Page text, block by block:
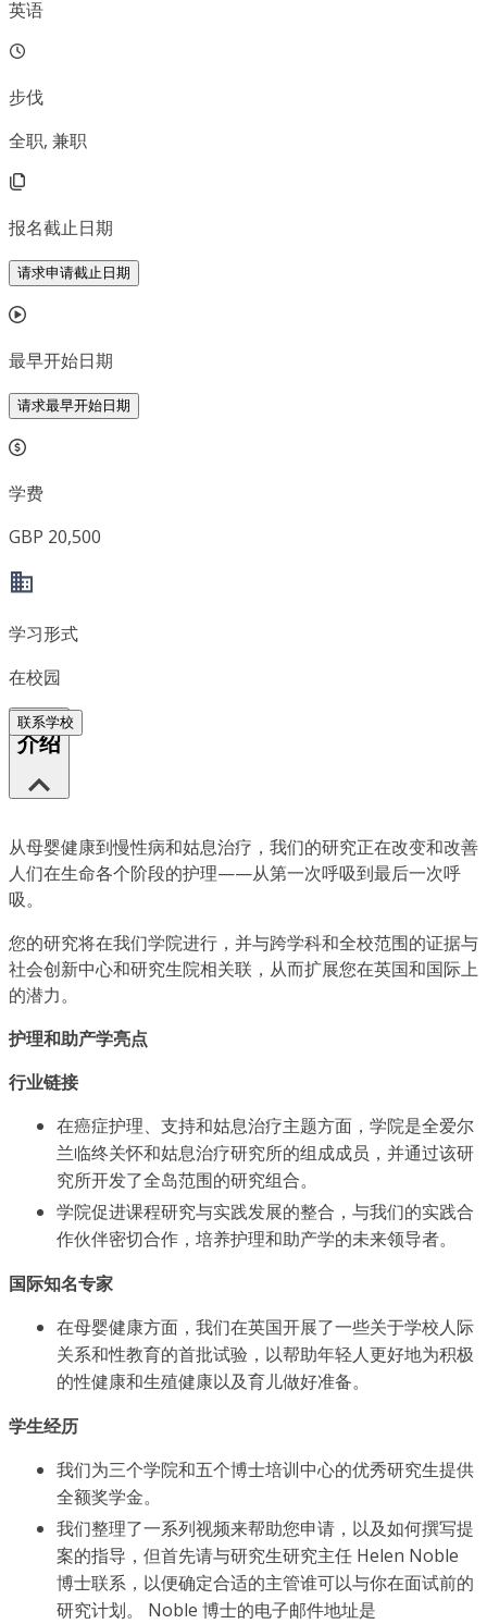
英语
步伐
全职, 兼职
报名截止日期
请求申请截止日期
最早开始日期
请求最早开始日期
学费
GBP 20,500
学习形式
在校园
联系学校
介绍
从母婴健康到慢性病和姑息治疗，我们的研究正在改变和改善
人们在生命各个阶段的护理——从第一次呼吸到最后一次呼
吸。
您的研究将在我们学院进行，并与跨学科和全校范围的证据与
社会创新中心和研究生院相关联，从而扩展您在英国和国际上
的潜力。
护理和助产学亮点
行业链接
在癌症护理、支持和姑息治疗主题方面，学院是全爱尔
兰临终关怀和姑息治疗研究所的组成成员，并通过该研
究所开发了全岛范围的研究组合。
学院促进课程研究与实践发展的整合，与我们的实践合
作伙伴密切合作，培养护理和助产学的未来领导者。
国际知名专家
在母婴健康方面，我们在英国开展了一些关于学校人际
关系和性教育的首批试验，以帮助年轻人更好地为积极
的性健康和生殖健康以及育儿做好准备。
学生经历
我们为三个学院和五个博士培训中心的优秀研究生提供
全额奖学金。
我们整理了一系列视频来帮助您申请，以及如何撰写提
案的指导，但首先请与研究生研究主任 Helen Noble
博士联系，以便确定合适的主管谁可以与你在面试前的
研究计划。 Noble 博士的电子邮件地址是